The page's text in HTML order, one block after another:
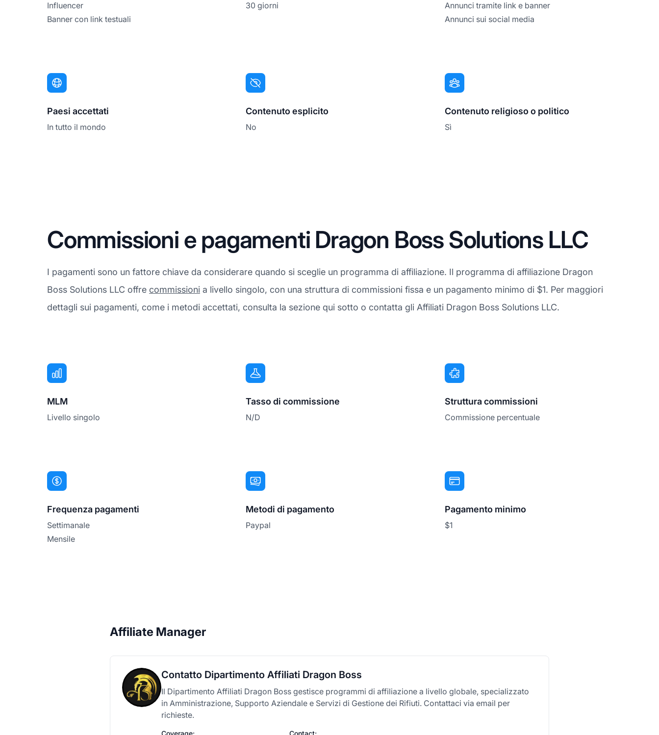
Influencer
Banner con link testuali
30 giorni
Annunci tramite link e banner
Annunci sui social media
Paesi accettati
In tutto il mondo
Contenuto esplicito
No
Contenuto religioso o politico
Sì
Commissioni e pagamenti Dragon Boss Solutions LLC
I pagamenti sono un fattore chiave da considerare quando si sceglie un programma di affiliazione. Il programma di affiliazione Dragon
Boss Solutions LLC offre commissioni a livello singolo, con una struttura di commissioni fissa e un pagamento minimo di $1. Per maggiori
dettagli sui pagamenti, come i metodi accettati, consulta la sezione qui sotto o contatta gli Affiliati Dragon Boss Solutions LLC.
MLM
Livello singolo
Tasso di commissione
N/D
Struttura commissioni
Commissione percentuale
Frequenza pagamenti
Settimanale
Mensile
Metodi di pagamento
Paypal
Pagamento minimo
$1
Affiliate Manager
Contatto Dipartimento Affiliati Dragon Boss
Il Dipartimento Affiliati Dragon Boss gestisce programmi di affiliazione a livello globale, specializzato
in Amministrazione, Supporto Aziendale e Servizi di Gestione dei Rifiuti. Contattaci via email per
richieste.